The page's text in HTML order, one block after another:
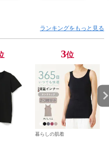
ランキングをもっと見る
3位
暮らしの肌着